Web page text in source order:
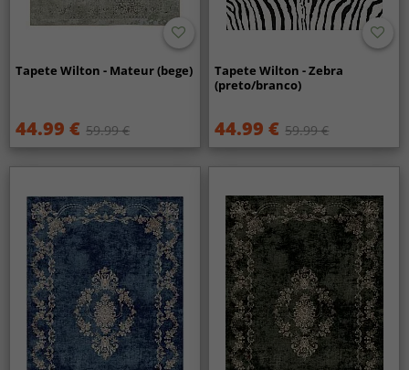
Tapete Wilton - Mateur (bege)
44.99 € 59.99 €
Tapete Wilton - Zebra
(preto/branco)
44.99 € 59.99 €